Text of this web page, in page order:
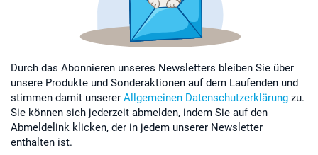
Durch das Abonnieren unseres Newsletters bleiben Sie über
unsere Produkte und Sonderaktionen auf dem Laufenden und
stimmen damit unserer Allgemeinen Datenschutzerklärung zu.
Sie können sich jederzeit abmelden, indem Sie auf den
Abmeldelink klicken, der in jedem unserer Newsletter
enthalten ist.